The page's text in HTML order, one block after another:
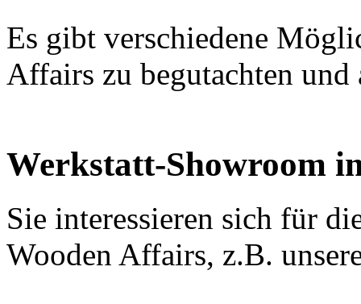
Es gibt verschiedene
Affairs zu begutachten
Werkstatt-Showroom
Sie interessieren sich für
Wooden Affairs, z.B.